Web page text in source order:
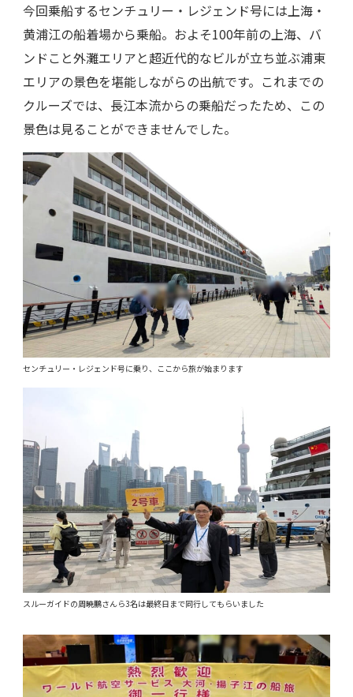
今回乗船するセンチュリー・レジェンド号には上海・
黄浦江の船着場から乗船。およそ100年前の上海、バ
ンドこと外灘エリアと超近代的なビルが立ち並ぶ浦東
エリアの景色を堪能しながらの出航です。これまでの
クルーズでは、長江本流からの乗船だったため、この
景色は見ることができませんでした。
センチュリー・レジェンド号に乗り、ここから旅が始まります
スルーガイドの周暁鵬さんら3名は最終日まで同行してもらいました